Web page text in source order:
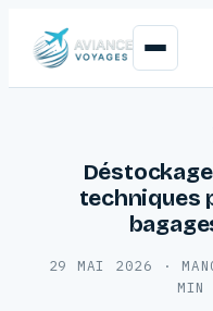
techniques
29 MAI 2026 ·
MIN